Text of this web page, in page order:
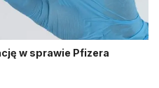
w sprawie Pfizera